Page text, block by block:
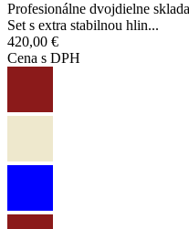
Profesionálne dvojdielne
Set s extra stabilnou hlin...
420,00 €
Cena s DPH